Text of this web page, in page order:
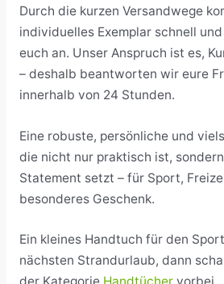
Durch die kurzen Versandwege
individuelles Exemplar schnell
euch an. Unser Anspruch ist es,
– deshalb beantworten wir eure
innerhalb von 24 Stunden.
Eine robuste, persönliche und
die nicht nur praktisch ist,
Statement setzt – für Sport,
besonderes Geschenk.
Ein kleines Handtuch für den
nächsten Strandurlaub, dann